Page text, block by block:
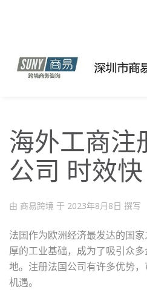
海外工商
公司 时效
由 商易跨境 于 2023年8月8日 撰写
法国作为欧洲经济最发达的国
厚的工业基础，成为了吸引众
地。注册法国公司有许多优势
机遇。